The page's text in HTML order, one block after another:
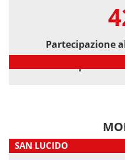
Partecipazione
SAN LUCIDO